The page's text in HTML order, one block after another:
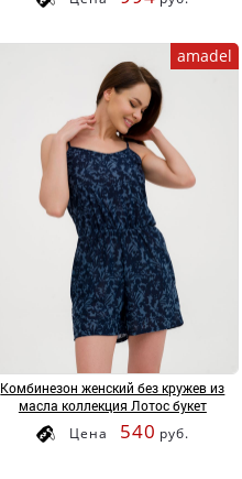
amadel
Комбинезон женский без кружев из
масла коллекция Лотос букет
Цена 540 руб.